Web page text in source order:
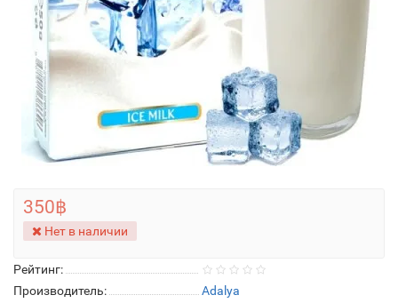
Рейтинг:
Производитель:
Adalya
350฿
Нет в наличии